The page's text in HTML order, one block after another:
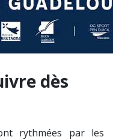
dès
rythmées par les